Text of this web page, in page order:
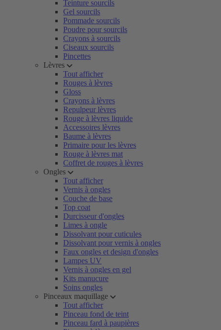
Teinture sourcils
Gel sourcils
Pommade sourcils
Poudre pour sourcils
Crayons à sourcils
Ciseaux sourcils
Pincettes
Lèvres
Tout afficher
Rouges à lèvres
Gloss
Crayons à lèvres
Repulpeur lèvres
Rouge à lèvres liquide
Accessoires lèvres
Baume à lèvres
Primaire pour les lèvres
Rouge à lèvres mat
Coffret de rouges à lèvres
Ongles
Tout afficher
Vernis à ongles
Couche de base
Top coat
Durcisseur d'ongles
Limes à ongle
Dissolvant pour cuticules
Dissolvant pour vernis à ongles
Faux ongles et design d'ongles
Lampes UV
Vernis à ongles en gel
Kits manucure
Soins ongles
Pinceaux maquillage
Tout afficher
Pinceau fond de teint
Pinceau fard à paupières